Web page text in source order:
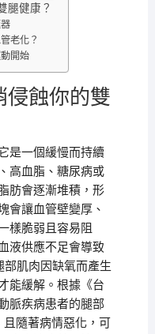
腿健康？
老化？
開始
侵蝕你的雙
是一個緩慢而持續
高血脂、糖尿病或
肪會逐漸堆積，形
會讓血管壁變厚、
樣脆弱且容易阻
液供應不足會導致
肌肉因缺氧而產生
能緩解。根據《台
脈疾病患者的腿部
隨著病情惡化，可